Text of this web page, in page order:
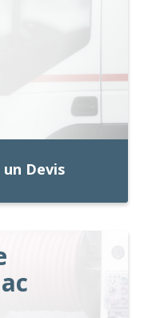
un Devis